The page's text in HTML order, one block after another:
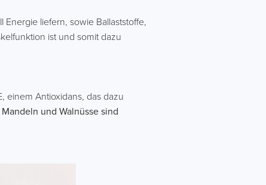
liefern, sowie Ballaststoffe,
ist und somit dazu
einem Antioxidans, das dazu
und Walnüsse sind